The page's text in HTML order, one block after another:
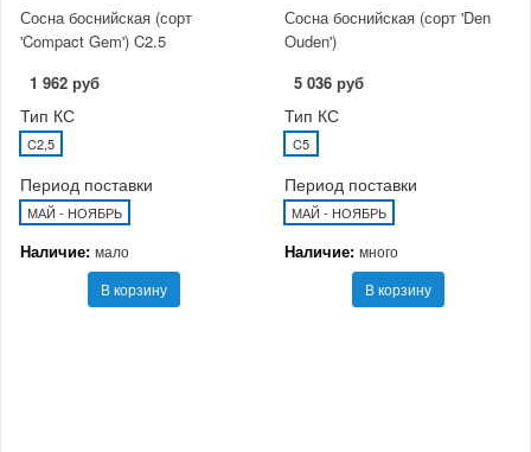
Сосна боснийская (сорт
'Compact Gem') C2.5
1 962 руб
Тип КС
C2,5
Период поставки
МАЙ - НОЯБРЬ
Наличие: мало
В корзину
Сосна боснийская (сорт 'Den
Ouden')
5 036 руб
Тип КС
C5
Период поставки
МАЙ - НОЯБРЬ
Наличие: много
В корзину